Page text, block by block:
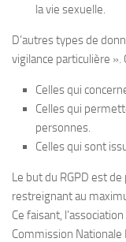
la vie sexuelle.
D’autres types de
vigilance particulière ».
Celles qui
Celles qui
personnes.
Celles qui sont
Le but du RGPD est
restreignant au
Ce faisant,
Commission Nationale